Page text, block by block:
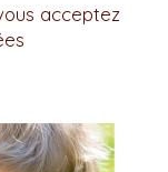
acceptez